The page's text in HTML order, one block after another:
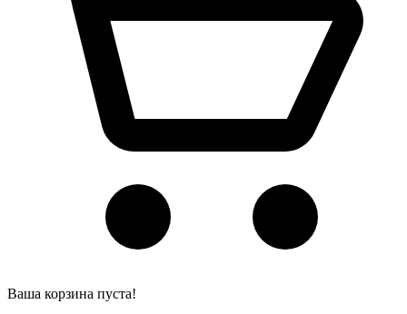
Ваша корзина пуста!